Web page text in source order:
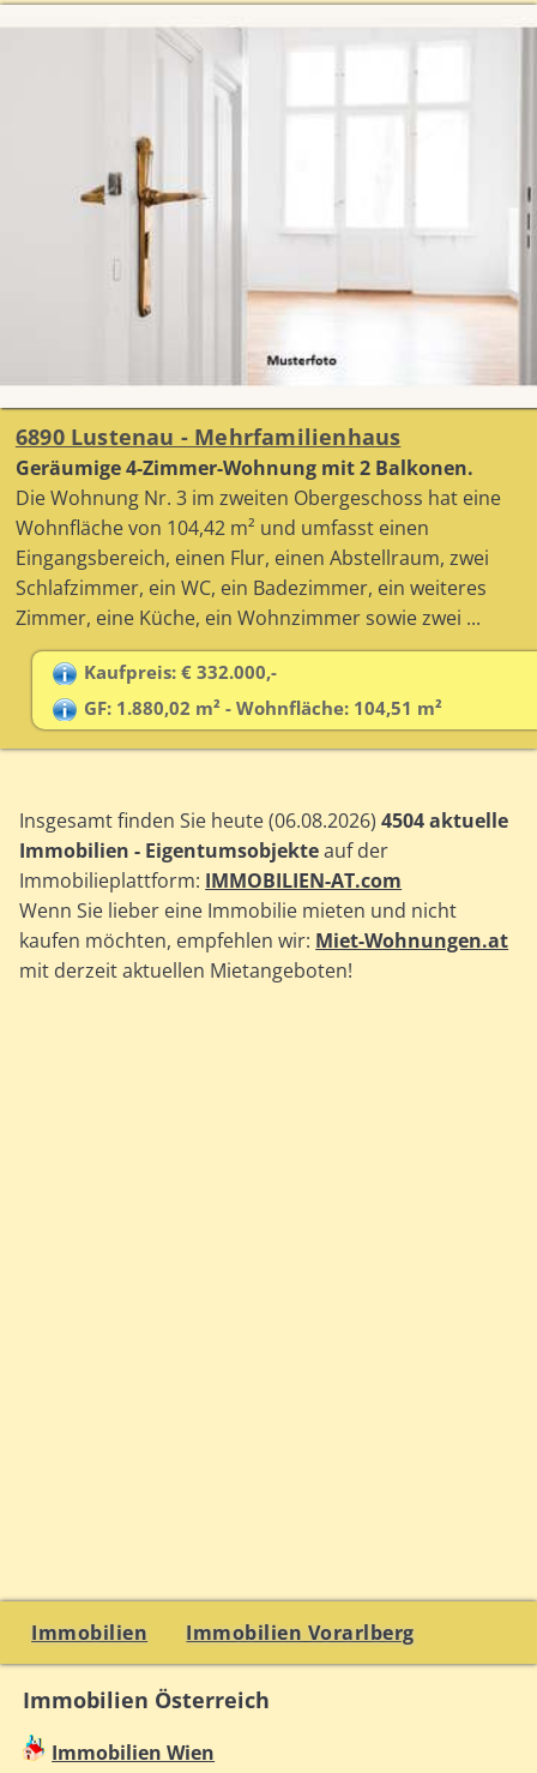
6890 Lustenau - Mehrfamilienhaus
Geräumige 4-Zimmer-Wohnung mit 2 Balkonen.
Die Wohnung Nr. 3 im zweiten Obergeschoss hat eine
Wohnfläche von 104,42 m² und umfasst einen
Eingangsbereich, einen Flur, einen Abstellraum, zwei
Schlafzimmer, ein WC, ein Badezimmer, ein weiteres
Zimmer, eine Küche, ein Wohnzimmer sowie zwei ...
Kaufpreis: € 332.000,-
GF: 1.880,02 m² - Wohnfläche: 104,51 m²
Insgesamt finden Sie heute (06.08.2026)4504 aktuelle
Immobilien - Eigentumsobjekteauf der
Immobilieplattform: IMMOBILIEN-AT.com
Wenn Sie lieber eine Immobilie mieten und nicht
kaufen möchten, empfehlen wir: Miet-Wohnungen.at
mit derzeit aktuellen Mietangeboten!
Immobilien Immobilien Vorarlberg
Immobilien Österreich
Immobilien Wien